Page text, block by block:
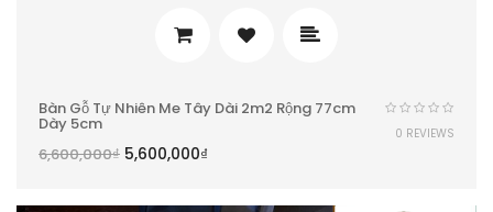
Bàn Gỗ Tự Nhiên Me Tây Dài 2m2 Rộng 77cm
Dày 5cm
6,600,000₫ 5,600,000₫
0 REVIEWS